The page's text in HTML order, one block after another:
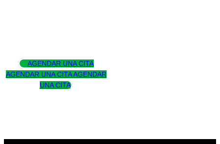
AGENDAR UNA CITA
AGENDAR UNA CITA AGENDAR
UNA CITA